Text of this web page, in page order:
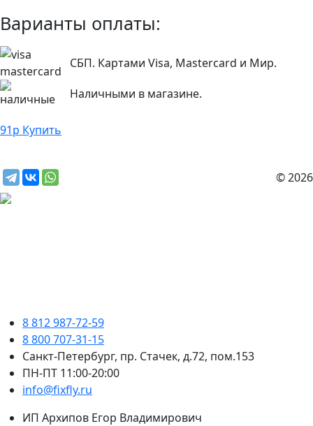
Варианты оплаты:
СБП. Картами Visa, Mastercard и Мир.
Наличными в магазине.
91р Купить
© 2026
8 812 987-72-59
8 800 707-31-15
Санкт-Петербург, пр. Стачек, д.72, пом.153
ПН-ПТ 11:00-20:00
info@fixfly.ru
ИП Архипов Егор Владимирович